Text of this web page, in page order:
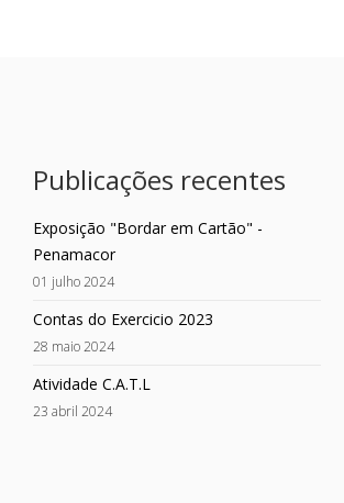
Publicações recentes
Exposição "Bordar em Cartão" -
Penamacor
01 julho 2024
Contas do Exercicio 2023
28 maio 2024
Atividade C.A.T.L
23 abril 2024